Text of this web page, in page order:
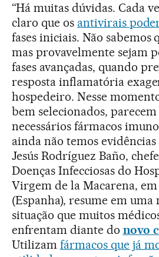
“Há muitas dúvidas. Cada
claro que os antivirais
fases iniciais. Não sabemos
mas provavelmente sejam
fases avançadas, quando
resposta inflamatória
hospedeiro. Nesse
bem selecionados,
necessários fármacos
ainda não temos evidências
Jesús Rodríguez Baño,
Doenças Infecciosas do
Virgem de la Macarena, em
(Espanha), resume em uma
situação que muitos
enfrentam diante do novo
Utilizam fármacos que já